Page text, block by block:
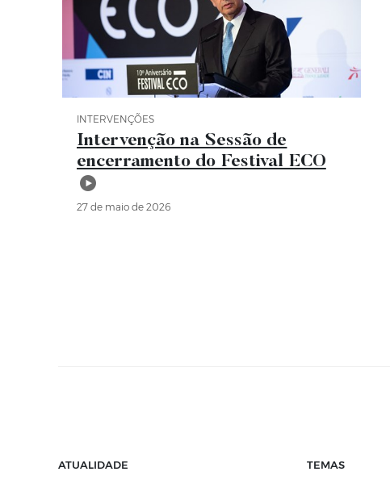
Categoria Intervenções
INTERVENÇÕES
Intervenção na Sessão de
encerramento do Festival ECO
27 de maio de 2026
ATUALIDADE TEMAS